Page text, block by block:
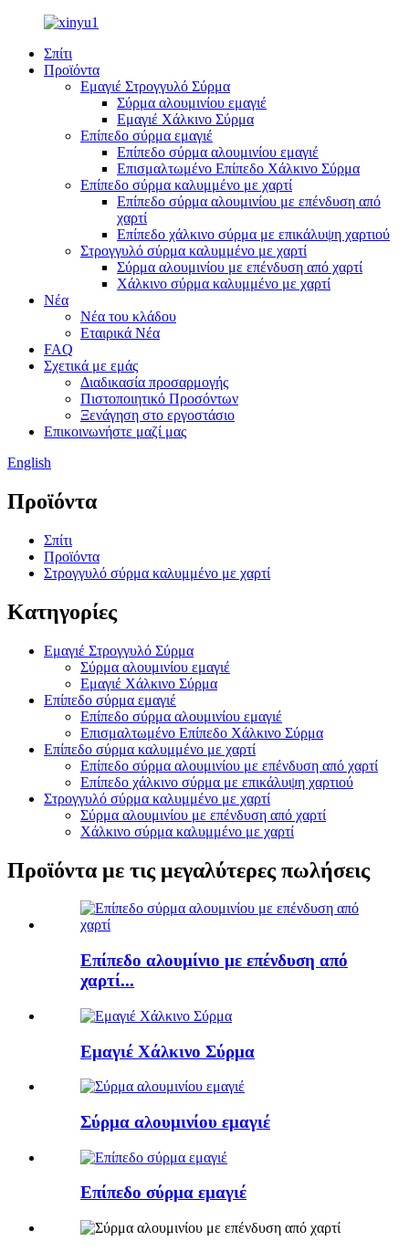
Σπίτι
Προϊόντα
Εμαγιέ Στρογγυλό Σύρμα
Σύρμα αλουμινίου εμαγιέ
Εμαγιέ Χάλκινο Σύρμα
Επίπεδο σύρμα εμαγιέ
Επίπεδο σύρμα αλουμινίου εμαγιέ
Επισμαλτωμένο Επίπεδο Χάλκινο Σύρμα
Επίπεδο σύρμα καλυμμένο με χαρτί
Επίπεδο σύρμα αλουμινίου με επένδυση από
χαρτί
Επίπεδο χάλκινο σύρμα με επικάλυψη χαρτιού
Στρογγυλό σύρμα καλυμμένο με χαρτί
Σύρμα αλουμινίου με επένδυση από χαρτί
Χάλκινο σύρμα καλυμμένο με χαρτί
Νέα
Νέα του κλάδου
Εταιρικά Νέα
FAQ
Σχετικά με εμάς
Διαδικασία προσαρμογής
Πιστοποιητικό Προσόντων
Ξενάγηση στο εργοστάσιο
Επικοινωνήστε μαζί μας
English
Προϊόντα
Σπίτι
Προϊόντα
Στρογγυλό σύρμα καλυμμένο με χαρτί
Κατηγορίες
Εμαγιέ Στρογγυλό Σύρμα
Σύρμα αλουμινίου εμαγιέ
Εμαγιέ Χάλκινο Σύρμα
Επίπεδο σύρμα εμαγιέ
Επίπεδο σύρμα αλουμινίου εμαγιέ
Επισμαλτωμένο Επίπεδο Χάλκινο Σύρμα
Επίπεδο σύρμα καλυμμένο με χαρτί
Επίπεδο σύρμα αλουμινίου με επένδυση από χαρτί
Επίπεδο χάλκινο σύρμα με επικάλυψη χαρτιού
Στρογγυλό σύρμα καλυμμένο με χαρτί
Σύρμα αλουμινίου με επένδυση από χαρτί
Χάλκινο σύρμα καλυμμένο με χαρτί
Προϊόντα με τις μεγαλύτερες πωλήσεις
Επίπεδο αλουμίνιο με επένδυση από
χαρτί...
Εμαγιέ Χάλκινο Σύρμα
Σύρμα αλουμινίου εμαγιέ
Επίπεδο σύρμα εμαγιέ